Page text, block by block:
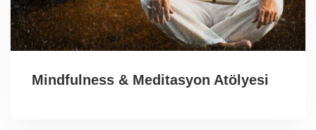
Mindfulness & Meditasyon Atölyesi